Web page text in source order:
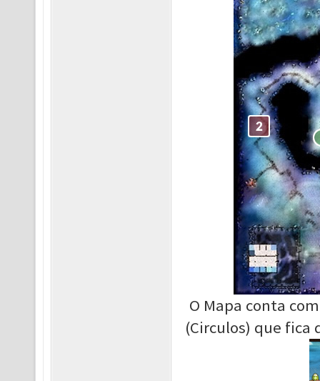
O Mapa conta
(Circulos) que fica